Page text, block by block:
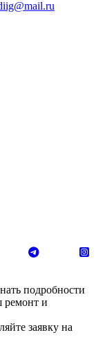
подробности
ремонт и
заявку на